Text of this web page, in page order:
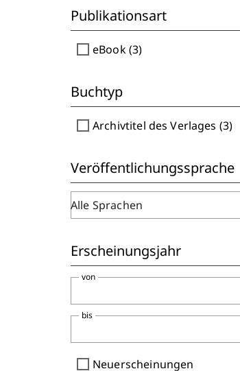
Publikationsart
check_box_outline_blank eBook (3)
Buchtyp
check_box_outline_blank Archivtitel des Verlages (3)
Veröffentlichungssprache
Alle Sprachen
Erscheinungsjahr
von
bis
check_box_outline_blank Neuerscheinungen